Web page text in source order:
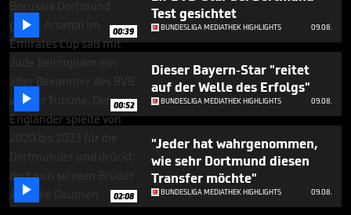
seconds
 00:39
Test gesichtet
BUNDESLIGA MEDIATHEK HIGHLIGHTS 09.08.
 00:52
Dieser Bayern-Star "reitet
auf der Welle des Erfolgs"
BUNDESLIGA MEDIATHEK HIGHLIGHTS 09.08.
 02:08
"Jeder hat wahrgenommen,
wie sehr Dortmund diesen
Transfer möchte"
BUNDESLIGA MEDIATHEK HIGHLIGHTS 09.08.